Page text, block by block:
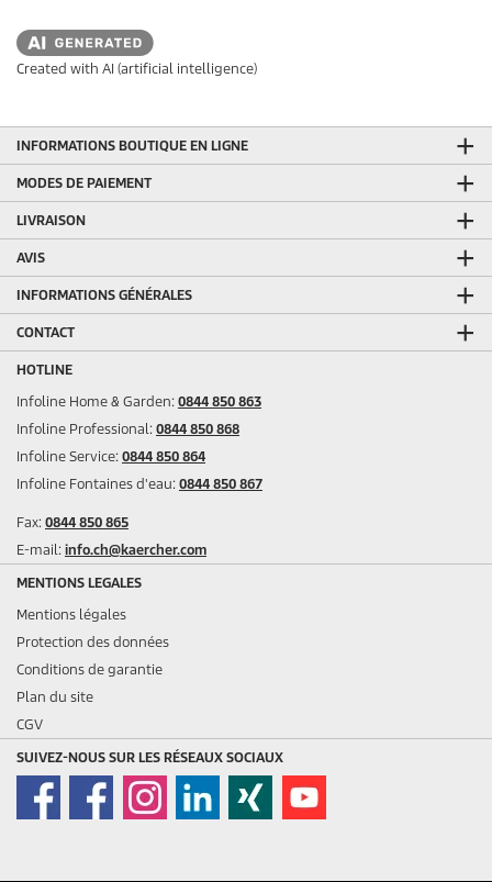
Created with AI (artificial intelligence)
INFORMATIONS BOUTIQUE EN LIGNE
MODES DE PAIEMENT
LIVRAISON
AVIS
INFORMATIONS GÉNÉRALES
CONTACT
HOTLINE
Infoline Home & Garden: 0844 850 863
Infoline Professional: 0844 850 868
Infoline Service: 0844 850 864
Infoline Fontaines d'eau: 0844 850 867
Fax: 0844 850 865
E-mail: info.ch@kaercher.com
MENTIONS LEGALES
Mentions légales
Protection des données
Conditions de garantie
Plan du site
CGV
SUIVEZ-NOUS SUR LES RÉSEAUX SOCIAUX